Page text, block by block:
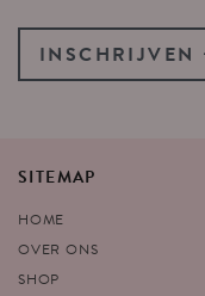
INSCHRIJVEN
SITEMAP
HOME
OVER ONS
SHOP